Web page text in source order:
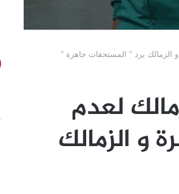
يرد ” المستحقات جاهزة “
لعدم
و الزمالك